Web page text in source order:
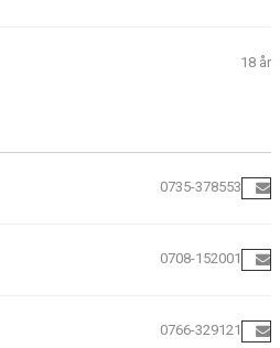
18 år
0735-378553
0708-152001
0766-329121